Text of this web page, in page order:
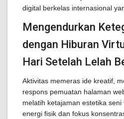
digital berkelas internasional
Mengendurkan
dengan Hiburan
Hari Setelah Lelah
Aktivitas memeras ide kreatif,
respons pemuatan halaman
melatih ketajaman estetika
energi fisik dan fokus